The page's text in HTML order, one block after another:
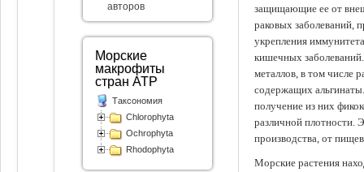
защищающие ее от
раковых заболеваний,
укрепления
кишечных
металлов, в том числе
содержащих
получение из них
различной плотности.
производства, от
Морские растения
авторов
Морские
макрофиты
стран АТР
Таксономия
Chlorophyta
Ochrophyta
Rhodophyta